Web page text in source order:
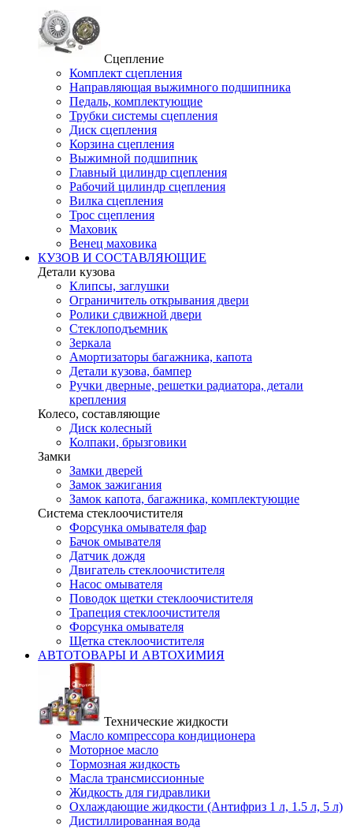
Сцепление
Комплект сцепления
Направляющая выжимного подшипника
Педаль, комплектующие
Трубки системы сцепления
Диск сцепления
Корзина сцепления
Выжимной подшипник
Главный цилиндр сцепления
Рабочий цилиндр сцепления
Вилка сцепления
Трос сцепления
Маховик
Венец маховика
КУЗОВ И СОСТАВЛЯЮЩИЕ
Детали кузова
Клипсы, заглушки
Ограничитель открывания двери
Ролики сдвижной двери
Стеклоподъемник
Зеркала
Амортизаторы багажника, капота
Детали кузова, бампер
Ручки дверные, решетки радиатора, детали
крепления
Колесо, составляющие
Диск колесный
Колпаки, брызговики
Замки
Замки дверей
Замок зажигания
Замок капота, багажника, комплектующие
Система стеклоочистителя
Форсунка омывателя фар
Бачок омывателя
Датчик дождя
Двигатель стеклоочистителя
Насос омывателя
Поводок щетки стеклоочистителя
Трапеция стеклоочистителя
Форсунка омывателя
Щетка стеклоочистителя
АВТОТОВАРЫ И АВТОХИМИЯ
Технические жидкости
Масло компрессора кондиционера
Моторное масло
Тормозная жидкость
Масла трансмиссионные
Жидкость для гидравлики
Охлаждающие жидкости (Антифриз 1 л, 1.5 л, 5 л)
Дистиллированная вода